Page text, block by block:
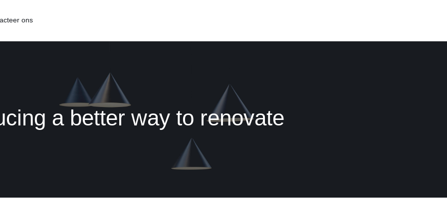
ons
a better way to renovate